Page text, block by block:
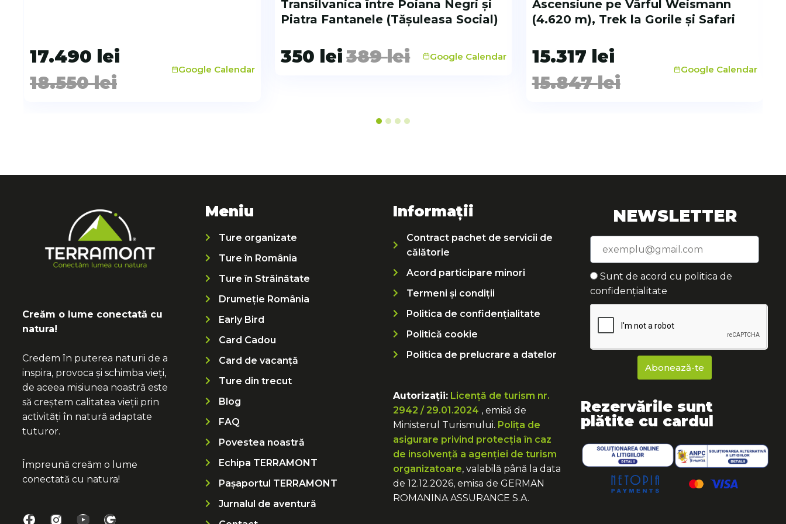
17.490 lei
18.550lei
Google Calendar
Transilvanica între Poiana Negri și
Piatra Fantanele (Tășuleasa Social)
350 lei389lei Google Calendar
Ascensiune pe Vârful Weismann
(4.620 m), Trek la Gorile și Safari
15.317 lei
15.847lei
Google Calendar
Creăm o lume conectată cu
natura!
Credem în puterea naturii de a
inspira, provoca și schimba vieți,
de aceea misiunea noastră este
să creștem calitatea vieții prin
activități în natură adaptate
tuturor.
Împreună creăm o lume
conectată cu natura!
Meniu
Ture organizate
Ture în România
Ture în Străinătate
Drumeție România
Early Bird
Card Cadou
Card de vacanță
Ture din trecut
Blog
FAQ
Povestea noastră
Echipa TERRAMONT
Pașaportul TERRAMONT
Jurnalul de aventură
Informații
Contract pachet de servicii de
călătorie
Acord participare minori
Termeni și condiții
Politica de confidențialitate
Politică cookie
Politica de prelucrare a datelor
Autorizații: Licență de turism nr.
2942 / 29.01.2024 , emisă de
Ministerul Turismului. Polița de
asigurare privind protecția în caz
de insolvență a agenției de turism
organizatoare, valabilă până la data
de 12.12.2026, emisa de GERMAN
ROMANINA ASSURANCE S.A.
NEWSLETTER
Sunt de acord cu politica de
confidențialitate
Abonează-te
Rezervările sunt
plătite cu cardul